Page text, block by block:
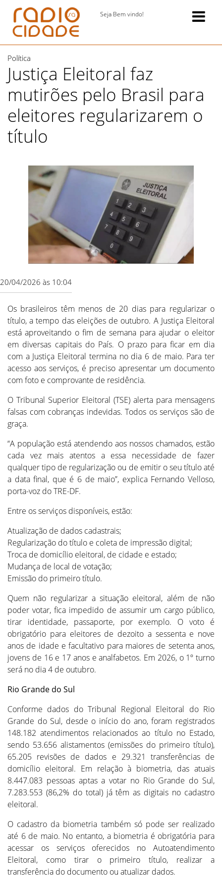
Seja Bem vindo!
Política
Justiça Eleitoral faz
mutirões pelo Brasil para
eleitores regularizarem o
título
20/04/2026 às 10:04
Os brasileiros têm menos de 20 dias para regularizar o
título, a tempo das eleições de outubro. A Justiça Eleitoral
está aproveitando o fim de semana para ajudar o eleitor
em diversas capitais do País. O prazo para ficar em dia
com a Justiça Eleitoral termina no dia 6 de maio. Para ter
acesso aos serviços, é preciso apresentar um documento
com foto e comprovante de residência.
O Tribunal Superior Eleitoral (TSE) alerta para mensagens
falsas com cobranças indevidas. Todos os serviços são de
graça.
“A população está atendendo aos nossos chamados, estão
cada vez mais atentos a essa necessidade de fazer
qualquer tipo de regularização ou de emitir o seu título até
a data final, que é 6 de maio”, explica Fernando Velloso,
porta-voz do TRE-DF.
Entre os serviços disponíveis, estão:
Atualização de dados cadastrais;
Regularização do título e coleta de impressão digital;
Troca de domicílio eleitoral, de cidade e estado;
Mudança de local de votação;
Emissão do primeiro título.
Quem não regularizar a situação eleitoral, além de não
poder votar, fica impedido de assumir um cargo público,
tirar identidade, passaporte, por exemplo. O voto é
obrigatório para eleitores de dezoito a sessenta e nove
anos de idade e facultativo para maiores de setenta anos,
jovens de 16 e 17 anos e analfabetos. Em 2026, o 1º turno
será no dia 4 de outubro.
Rio Grande do Sul
Conforme dados do Tribunal Regional Eleitoral do Rio
Grande do Sul, desde o início do ano, foram registrados
148.182 atendimentos relacionados ao título no Estado,
sendo 53.656 alistamentos (emissões do primeiro título),
65.205 revisões de dados e 29.321 transferências de
domicílio eleitoral. Em relação à biometria, das atuais
8.447.083 pessoas aptas a votar no Rio Grande do Sul,
7.283.553 (86,2% do total) já têm as digitais no cadastro
eleitoral.
O cadastro da biometria também só pode ser realizado
até 6 de maio. No entanto, a biometria é obrigatória para
acessar os serviços oferecidos no Autoatendimento
Eleitoral, como tirar o primeiro título, realizar a
transferência do documento ou atualizar dados.